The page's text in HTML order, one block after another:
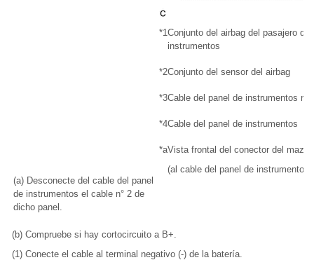
(a) Desconecte del cable del panel
de instrumentos el cable n° 2 de
dicho panel.
*1 Conjunto del airbag del pasajero
instrumentos
*2Conjunto del sensor del airbag
*3Cable del panel de instrumentos n°
*4Cable del panel de instrumentos
*aVista frontal del conector del mazo
(al cable del panel de instrumentos
(b) Compruebe si hay cortocircuito a B+.
(1) Conecte el cable al terminal negativo (-) de la batería.